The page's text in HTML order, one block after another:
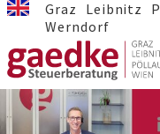
Graz Leibnitz
Werndorf